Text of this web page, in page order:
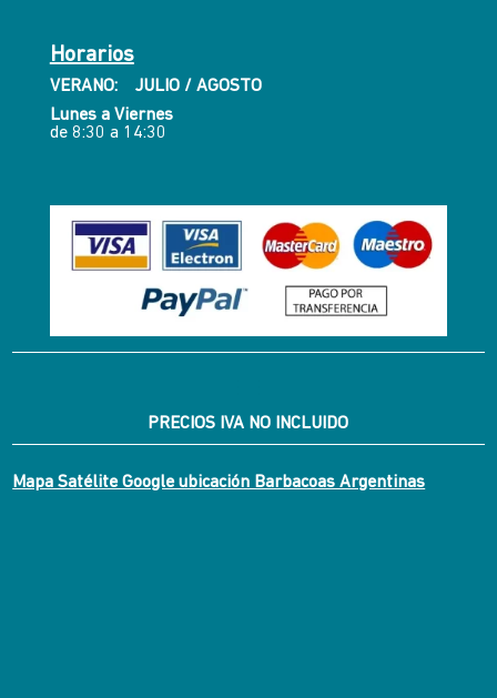
Horarios
VERANO: JULIO / AGOSTO
Lunes a Viernes
de 8:30 a 14:30
PRECIOS IVA NO INCLUIDO
Mapa Satélite Google ubicación Barbacoas Argentinas